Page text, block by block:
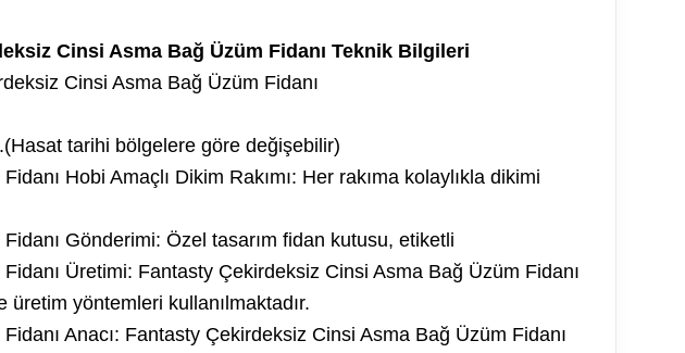
Cinsi Asma Bağ Üzüm Fidanı Teknik Bilgileri
Cinsi Asma Bağ Üzüm Fidanı
tarihi bölgelere göre değişebilir)
Hobi Amaçlı Dikim Rakımı: Her rakıma kolaylıkla dikimi
Gönderimi: Özel tasarım fidan kutusu, etiketli
Üretimi: Fantasty Çekirdeksiz Cinsi Asma Bağ Üzüm Fidanı
yöntemleri kullanılmaktadır.
Anacı: Fantasty Çekirdeksiz Cinsi Asma Bağ Üzüm Fidanı